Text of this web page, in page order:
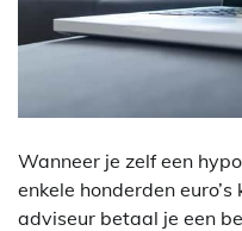
Wanneer je zelf een
enkele honderden
adviseur betaal je een